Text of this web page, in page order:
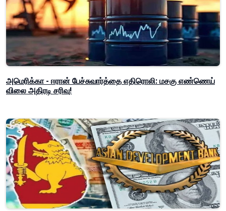
அமெரிக்கா - ஈரான் பேச்சுவார்த்தை எதிரொலி: மசகு எண்ணெய்
விலை அதிரடி சரிவு!